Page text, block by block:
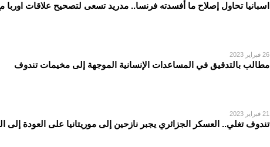
اسبانيا تحاول إصلاح ما أفسدته فرنسا.. مدريد تسعى لتصحيح علاقات اوربا
26 فبراير 2023
مطالب بالتدقيق في المساعدات الإنسانية الموجهة إلى مخيمات تندوف
21 فبراير 2023
تندوف تغلي.. العسكر الجزائري يجبر نازحين إلى موريتانيا على العودة إلى